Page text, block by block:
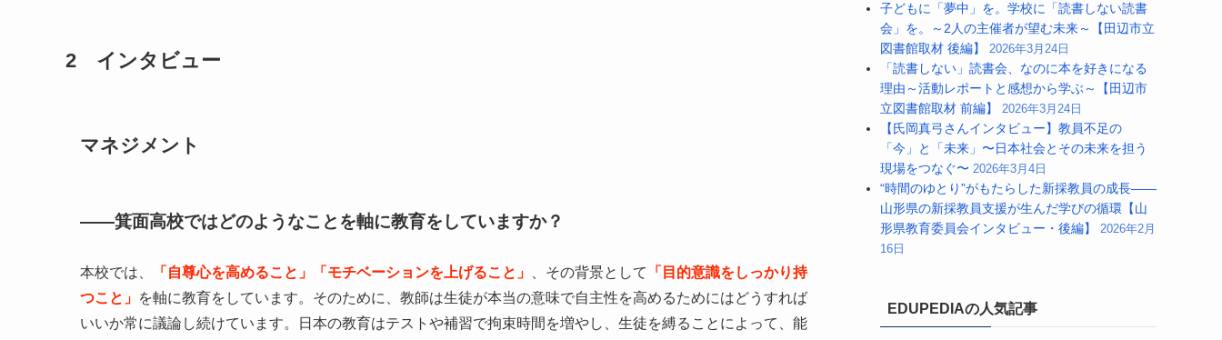
2 インタビュー
マネジメント
——箕面高校ではどのようなことを軸に教育をしていますか？
本校では、 「自尊心を高めること」 「モチベーションを上げること」 、その背景として
「目的意識をしっかり持
つこと」 を軸に教育をしています。そのために、教師は生徒が本当の意味で自主性を高めるためにはどうすれば
いいか常に議論し続けています。日本の教育はテストや補習で拘束時間を増やし、生徒を縛ることによって、能
子どもに「夢中」を。学校に「読書しない読書
会」を。～2人の主催者が望む未来～【田辺市立
図書館取材 後編】 2026年3月24日
「読書しない」読書会、なのに本を好きになる
理由～活動レポートと感想から学ぶ～【田辺市
立図書館取材 前編】 2026年3月24日
【氏岡真弓さんインタビュー】教員不足の
「今」と「未来」〜日本社会とその未来を担う
現場をつなぐ〜 2026年3月4日
“時間のゆとり”がもたらした新採教員の成長――
山形県の新採教員支援が生んだ学びの循環【山
形県教育委員会インタビュー・後編】 2026年2月
16日
EDUPEDIAの人気記事